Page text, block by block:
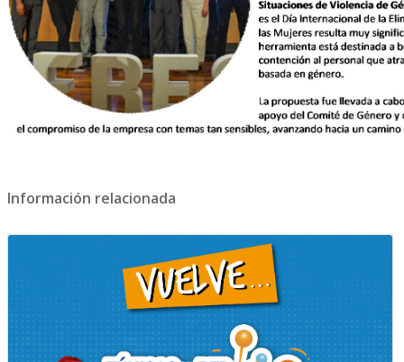
Información relacionada